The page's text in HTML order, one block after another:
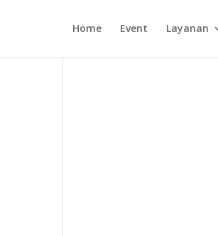
Home Event Layanan